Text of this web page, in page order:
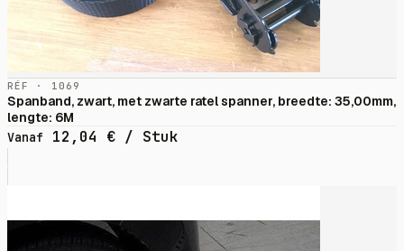
RÉF · 1069
Spanband, zwart, met zwarte ratel spanner, breedte: 35,00mm,
lengte: 6M
Vanaf
12,04 € / Stuk